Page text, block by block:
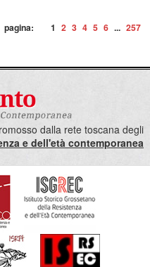
pagina: 1 2 3 4 5 6 ... 257
dalla rete toscana degli
e dell'età contemporanea